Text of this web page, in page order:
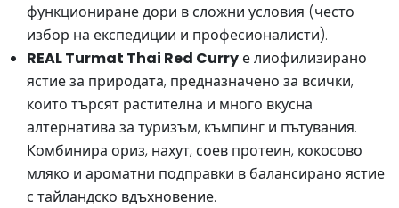
функциониране дори в сложни условия (често
избор на експедиции и професионалисти).
REAL Turmat Thai Red Curry е лиофилизирано
ястие за природата, предназначено за всички,
които търсят растителна и много вкусна
алтернатива за туризъм, къмпинг и пътувания.
Комбинира ориз, нахут, соев протеин, кокосово
мляко и ароматни подправки в балансирано ястие
с тайландско вдъхновение.